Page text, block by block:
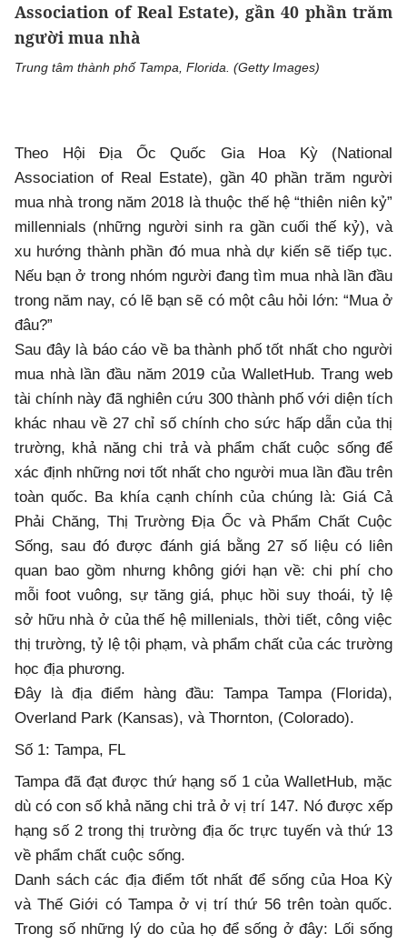
Association of Real Estate), gần 40 phần trăm
người mua nhà
Trung tâm thành phố Tampa, Florida. (Getty Images)
Theo Hội Địa Ốc Quốc Gia Hoa Kỳ (National
Association of Real Estate), gần 40 phần trăm người
mua nhà trong năm 2018 là thuộc thế hệ “thiên niên kỷ”
millennials (những người sinh ra gần cuối thế kỷ), và
xu hướng thành phần đó mua nhà dự kiến sẽ tiếp tục.
Nếu bạn ở trong nhóm người đang tìm mua nhà lần đầu
trong năm nay, có lẽ bạn sẽ có một câu hỏi lớn: “Mua ở
đâu?”
Sau đây là báo cáo về ba thành phố tốt nhất cho người
mua nhà lần đầu năm 2019 của WalletHub. Trang web
tài chính này đã nghiên cứu 300 thành phố với diện tích
khác nhau về 27 chỉ số chính cho sức hấp dẫn của thị
trường, khả năng chi trả và phẩm chất cuộc sống để
xác định những nơi tốt nhất cho người mua lần đầu trên
toàn quốc. Ba khía cạnh chính của chúng là: Giá Cả
Phải Chăng, Thị Trường Địa Ốc và Phẩm Chất Cuộc
Sống, sau đó được đánh giá bằng 27 số liệu có liên
quan bao gồm nhưng không giới hạn về: chi phí cho
mỗi foot vuông, sự tăng giá, phục hồi suy thoái, tỷ lệ
sở hữu nhà ở của thế hệ millenials, thời tiết, công việc
thị trường, tỷ lệ tội phạm, và phẩm chất của các trường
học địa phương.
Đây là địa điểm hàng đầu: Tampa Tampa (Florida),
Overland Park (Kansas), và Thornton, (Colorado).
Số 1: Tampa, FL
Tampa đã đạt được thứ hạng số 1 của WalletHub, mặc
dù có con số khả năng chi trả ở vị trí 147. Nó được xếp
hạng số 2 trong thị trường địa ốc trực tuyến và thứ 13
về phẩm chất cuộc sống.
Danh sách các địa điểm tốt nhất để sống của Hoa Kỳ
và Thế Giới có Tampa ở vị trí thứ 56 trên toàn quốc.
Trong số những lý do của họ để sống ở đây: Lối sống